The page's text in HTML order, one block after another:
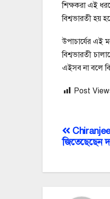
শিক্ষকরা এই
বিশ্বভারতী হয়
উপাচার্যের এই
বিশ্বভারতী
এইসব না বলে
Post
Post
জিতেছেছেন